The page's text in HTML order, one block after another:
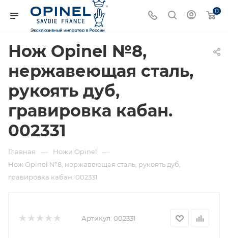
0
Нож Opinel №8,
нержавеющая сталь,
рукоять дуб,
гравировка кабан.
002331
Главная — Ножи Opinel —
Нож Opinel №8, нержавеющая сталь, рукоять дуб,
гравировка кабан. 002331
Артикул: 002331